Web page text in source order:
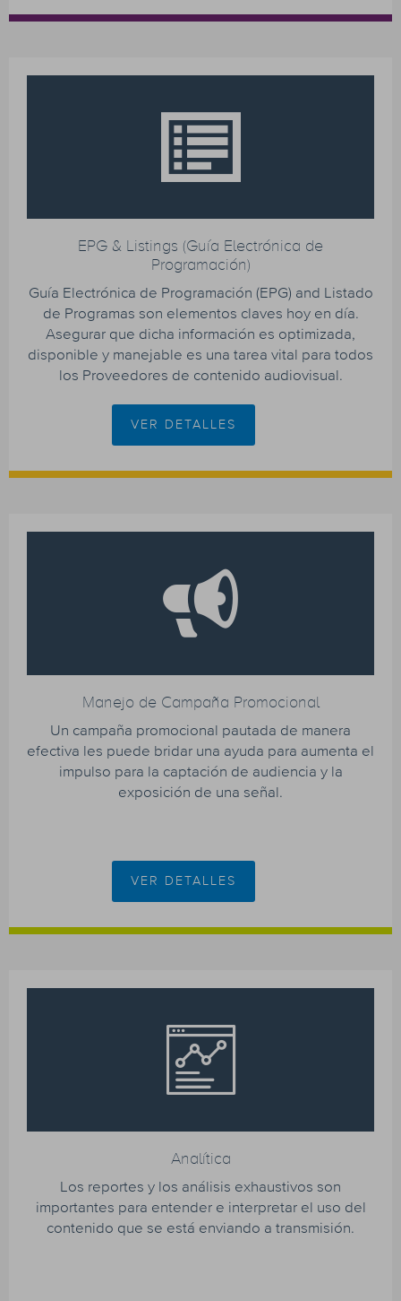
EPG & Listings (Guía Electrónica de
Programación)
Guía Electrónica de Programación (EPG) and Listado
de Programas son elementos claves hoy en día.
Asegurar que dicha información es optimizada,
disponible y manejable es una tarea vital para todos
los Proveedores de contenido audiovisual.
VER DETALLES
Manejo de Campaña Promocional
Un campaña promocional pautada de manera
efectiva les puede bridar una ayuda para aumenta el
impulso para la captación de audiencia y la
exposición de una señal.
VER DETALLES
Analítica
Los reportes y los análisis exhaustivos son
importantes para entender e interpretar el uso del
contenido que se está enviando a transmisión.